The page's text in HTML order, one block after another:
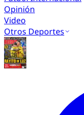
Opinión
Video
Otros Deportes